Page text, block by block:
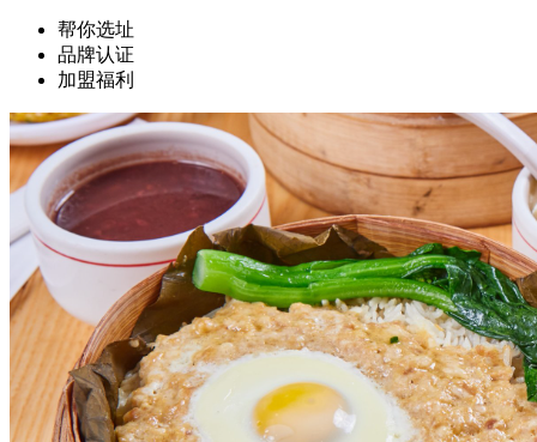
帮你选址
品牌认证
加盟福利